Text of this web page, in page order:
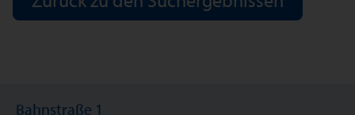
Bahnstraße 1